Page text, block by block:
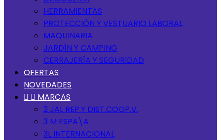
HERRAMIENTAS
PROTECCIÓN Y VESTUARIO LABORAL
MAQUINARIA
JARDÍN Y CAMPING
CERRAJERÍA Y SEGURIDAD
OFERTAS
NOVEDADES
  MARCAS
2 JAL REP.Y DIST.COOP.V.
3 M ESPA\A
3L INTERNACIONAL